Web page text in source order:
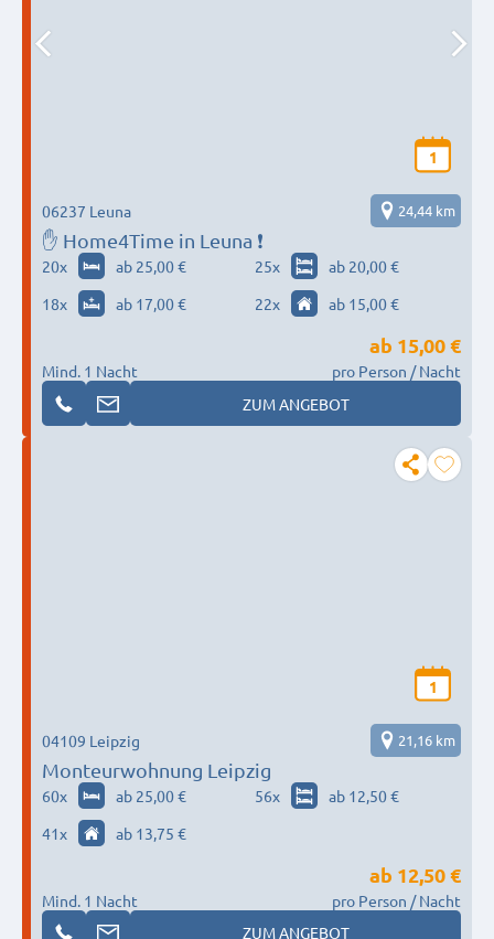
1
✋ Home4Time in Leuna ❗
06237 Leuna 24,44 km
20x ab 25,00 € 25x
ab 20,00 €
18x ab 17,00 € 22x ab 15,00 €
Mind. 1 Nacht
ab 15,00 €
pro Person / Nacht
ZUM ANGEBOT
1
Monteurwohnung Leipzig
04109 Leipzig 21,16 km
60x ab 25,00 € 56x
ab 12,50 €
41x ab 13,75 €
Mind. 1 Nacht
ab 12,50 €
pro Person / Nacht
ZUM ANGEBOT